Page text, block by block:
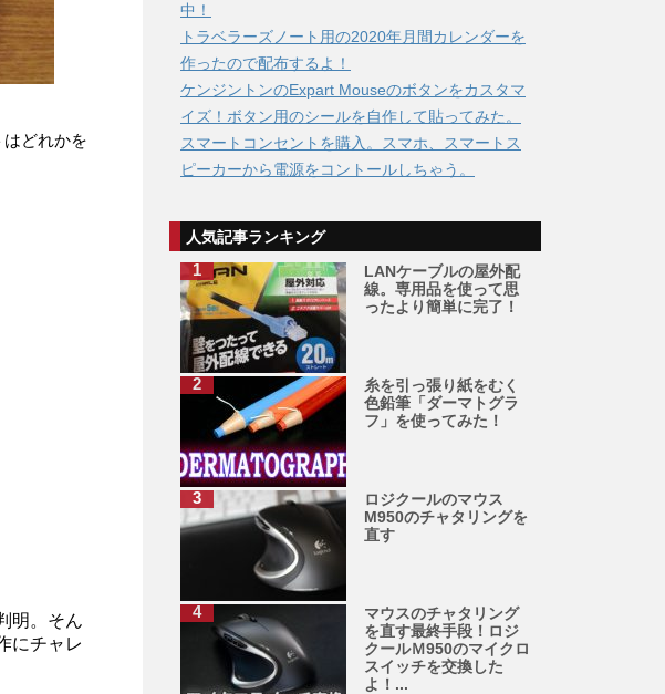
どれかを
明。そん
にチャレ
中！
トラベラーズノート用の2020年月間カレンダーを
作ったので配布するよ！
ケンジントンのExpart Mouseのボタンをカスタマ
イズ！ボタン用のシールを自作して貼ってみた。
スマートコンセントを購入。スマホ、スマートス
ピーカーから電源をコントールしちゃう。
人気記事ランキング
LANケーブルの屋外配
線。専用品を使って思
ったより簡単に完了！
糸を引っ張り紙をむく
色鉛筆「ダーマトグラ
フ」を使ってみた！
ロジクールのマウス
M950のチャタリングを
直す
マウスのチャタリング
を直す最終手段！ロジ
クールＭ950のマイクロ
スイッチを交換した
よ！...